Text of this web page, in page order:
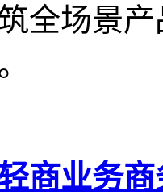
全场景
商业务